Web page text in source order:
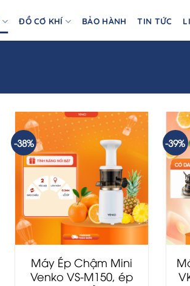
ĐỒ CƠ KHÍ BẢO HÀNH TIN TỨC
-38%
Máy Ép Chậm Mini
Venko VS-M150, ép
-39%